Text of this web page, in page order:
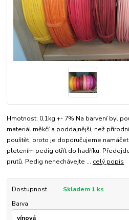
Hmotnost: 0,1kg +- 7% Na barvení byl
materiál měkčí a poddajnější, než
pouštět, proto je doporučujeme
pletením pedig otřít do hadříku.
prutů. Pedig nenechávejte ... celý popis
Dostupnost
Skladem 1 ks
Barva